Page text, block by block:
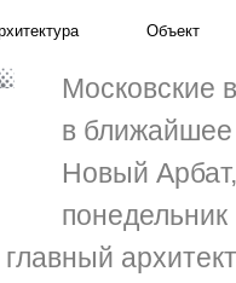
Объект
Московские
в
Новый
главный